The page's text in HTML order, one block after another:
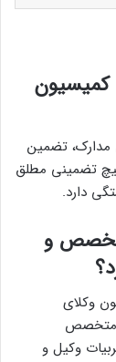
کمیسیون
مدارک، تضمین
تضمینی مطلق
دارد.
و
وکلای
متخصص
تجربیات وکیل و